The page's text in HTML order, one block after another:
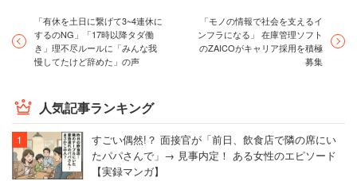
「有休を土日に繋げて3~4連休に
するのNG」「17時以降タダ働
き」理不尽ルールに「みんな我
慢してたけど辞めた」の声
「モノの情報で社会を支えるイ
ンフラになる」 在庫管理ソフト
のZAICOがキャリア採用を積極
募集
人気記事ランキング
すごい偶然!？ 面接官が「前日、飲食店で隣の席にい
たパパさんで」→ 見事内定！ ある女性のエピソード
【実録マンガ】